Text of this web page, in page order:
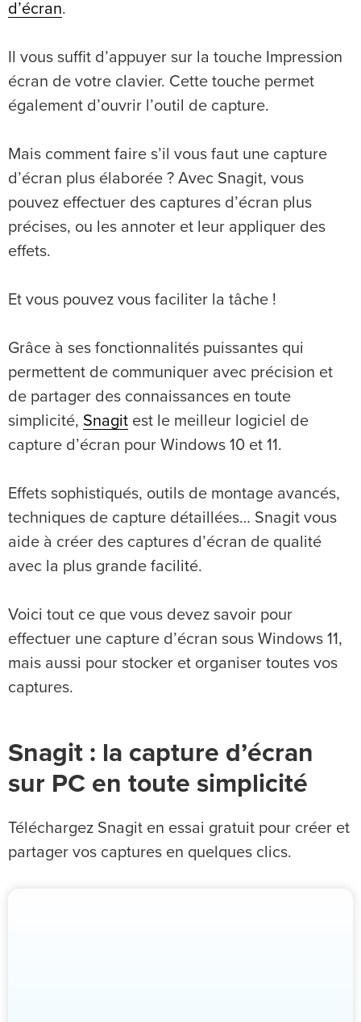
d’écran.
Il vous suffit d’appuyer sur la touche Impression
écran de votre clavier. Cette touche permet
également d’ouvrir l’outil de capture.
Mais comment faire s’il vous faut une capture
d’écran plus élaborée ? Avec Snagit, vous
pouvez effectuer des captures d’écran plus
précises, ou les annoter et leur appliquer des
effets.
Et vous pouvez vous faciliter la tâche !
Grâce à ses fonctionnalités puissantes qui
permettent de communiquer avec précision et
de partager des connaissances en toute
simplicité, Snagit est le meilleur logiciel de
capture d’écran pour Windows 10 et 11.
Effets sophistiqués, outils de montage avancés,
techniques de capture détaillées… Snagit vous
aide à créer des captures d’écran de qualité
avec la plus grande facilité.
Voici tout ce que vous devez savoir pour
effectuer une capture d’écran sous Windows 11,
mais aussi pour stocker et organiser toutes vos
captures.
Snagit : la capture d’écran
sur PC en toute simplicité
Téléchargez Snagit en essai gratuit pour créer et
partager vos captures en quelques clics.